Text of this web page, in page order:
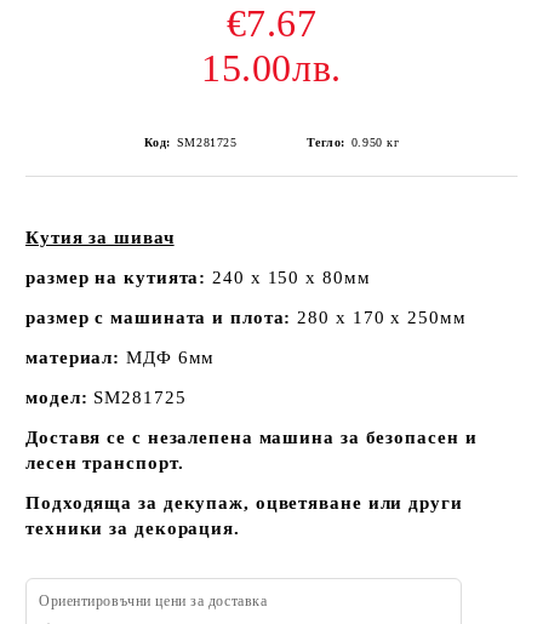
€7.67
15.00лв.
Код: SM281725 Тегло: 0.950 кг
Кутия за шивач
размер на кутията: 240 х 150 х 80мм
размер с машината и плота: 280 х 170 х 250мм
материал: МДФ 6мм
модел: SM281725
Доставя се с незалепена машина за безопасен и
лесен транспорт.
Подходяща за декупаж, оцветяване или други
техники за декорация.
Ориентировъчни цени за доставка